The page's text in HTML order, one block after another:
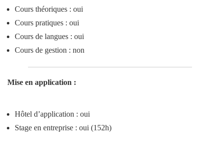
Cours théoriques : oui
Cours pratiques : oui
Cours de langues : oui
Cours de gestion : non
Mise en application :
Hôtel d’application : oui
Stage en entreprise : oui (152h)